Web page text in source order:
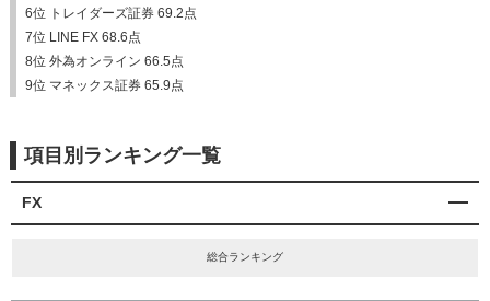
6位 トレイダーズ証券 69.2点
7位 LINE FX 68.6点
8位 外為オンライン 66.5点
9位 マネックス証券 65.9点
項目別ランキング一覧
FX
総合ランキング